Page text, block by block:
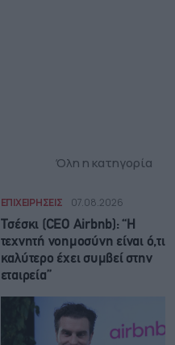
Όλη η κατηγορία
ΕΠΙΧΕΙΡΗΣΕΙΣ 07.08.2026
Τσέσκι (CEO Airbnb): “Η
τεχνητή νοημοσύνη είναι ό,τι
καλύτερο έχει συμβεί στην
εταιρεία”